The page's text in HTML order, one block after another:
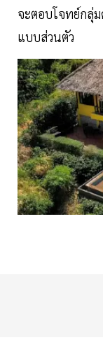
จะตอบโจทย์กลุ่
แบบส่วนตัว